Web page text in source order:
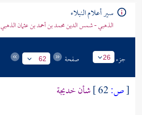
سير أعلام النبلاء
الذهبي - شمس الدين محمد بن أحمد بن عثمان الذهبي
جزء 26 صفحة 62
[ص: شأنخديجة